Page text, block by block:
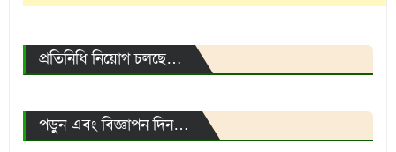
প্রতিনিধি নিয়োগ চলছে…
পড়ুন এবং বিজ্ঞাপন দিন…